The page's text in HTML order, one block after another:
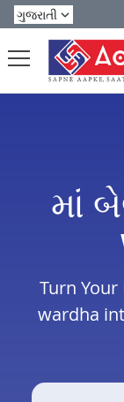
માં
Turn
wardha